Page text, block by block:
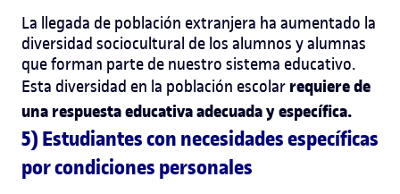
La llegada de población extranjera ha aumentado la
diversidad sociocultural de los alumnos y alumnas
que forman parte de nuestro sistema educativo.
Esta diversidad en la población escolar requiere de
una respuesta educativa adecuada y específica.
5) Estudiantes con necesidades específicas
por condiciones personales